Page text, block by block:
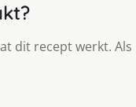
dit recept werkt. Als